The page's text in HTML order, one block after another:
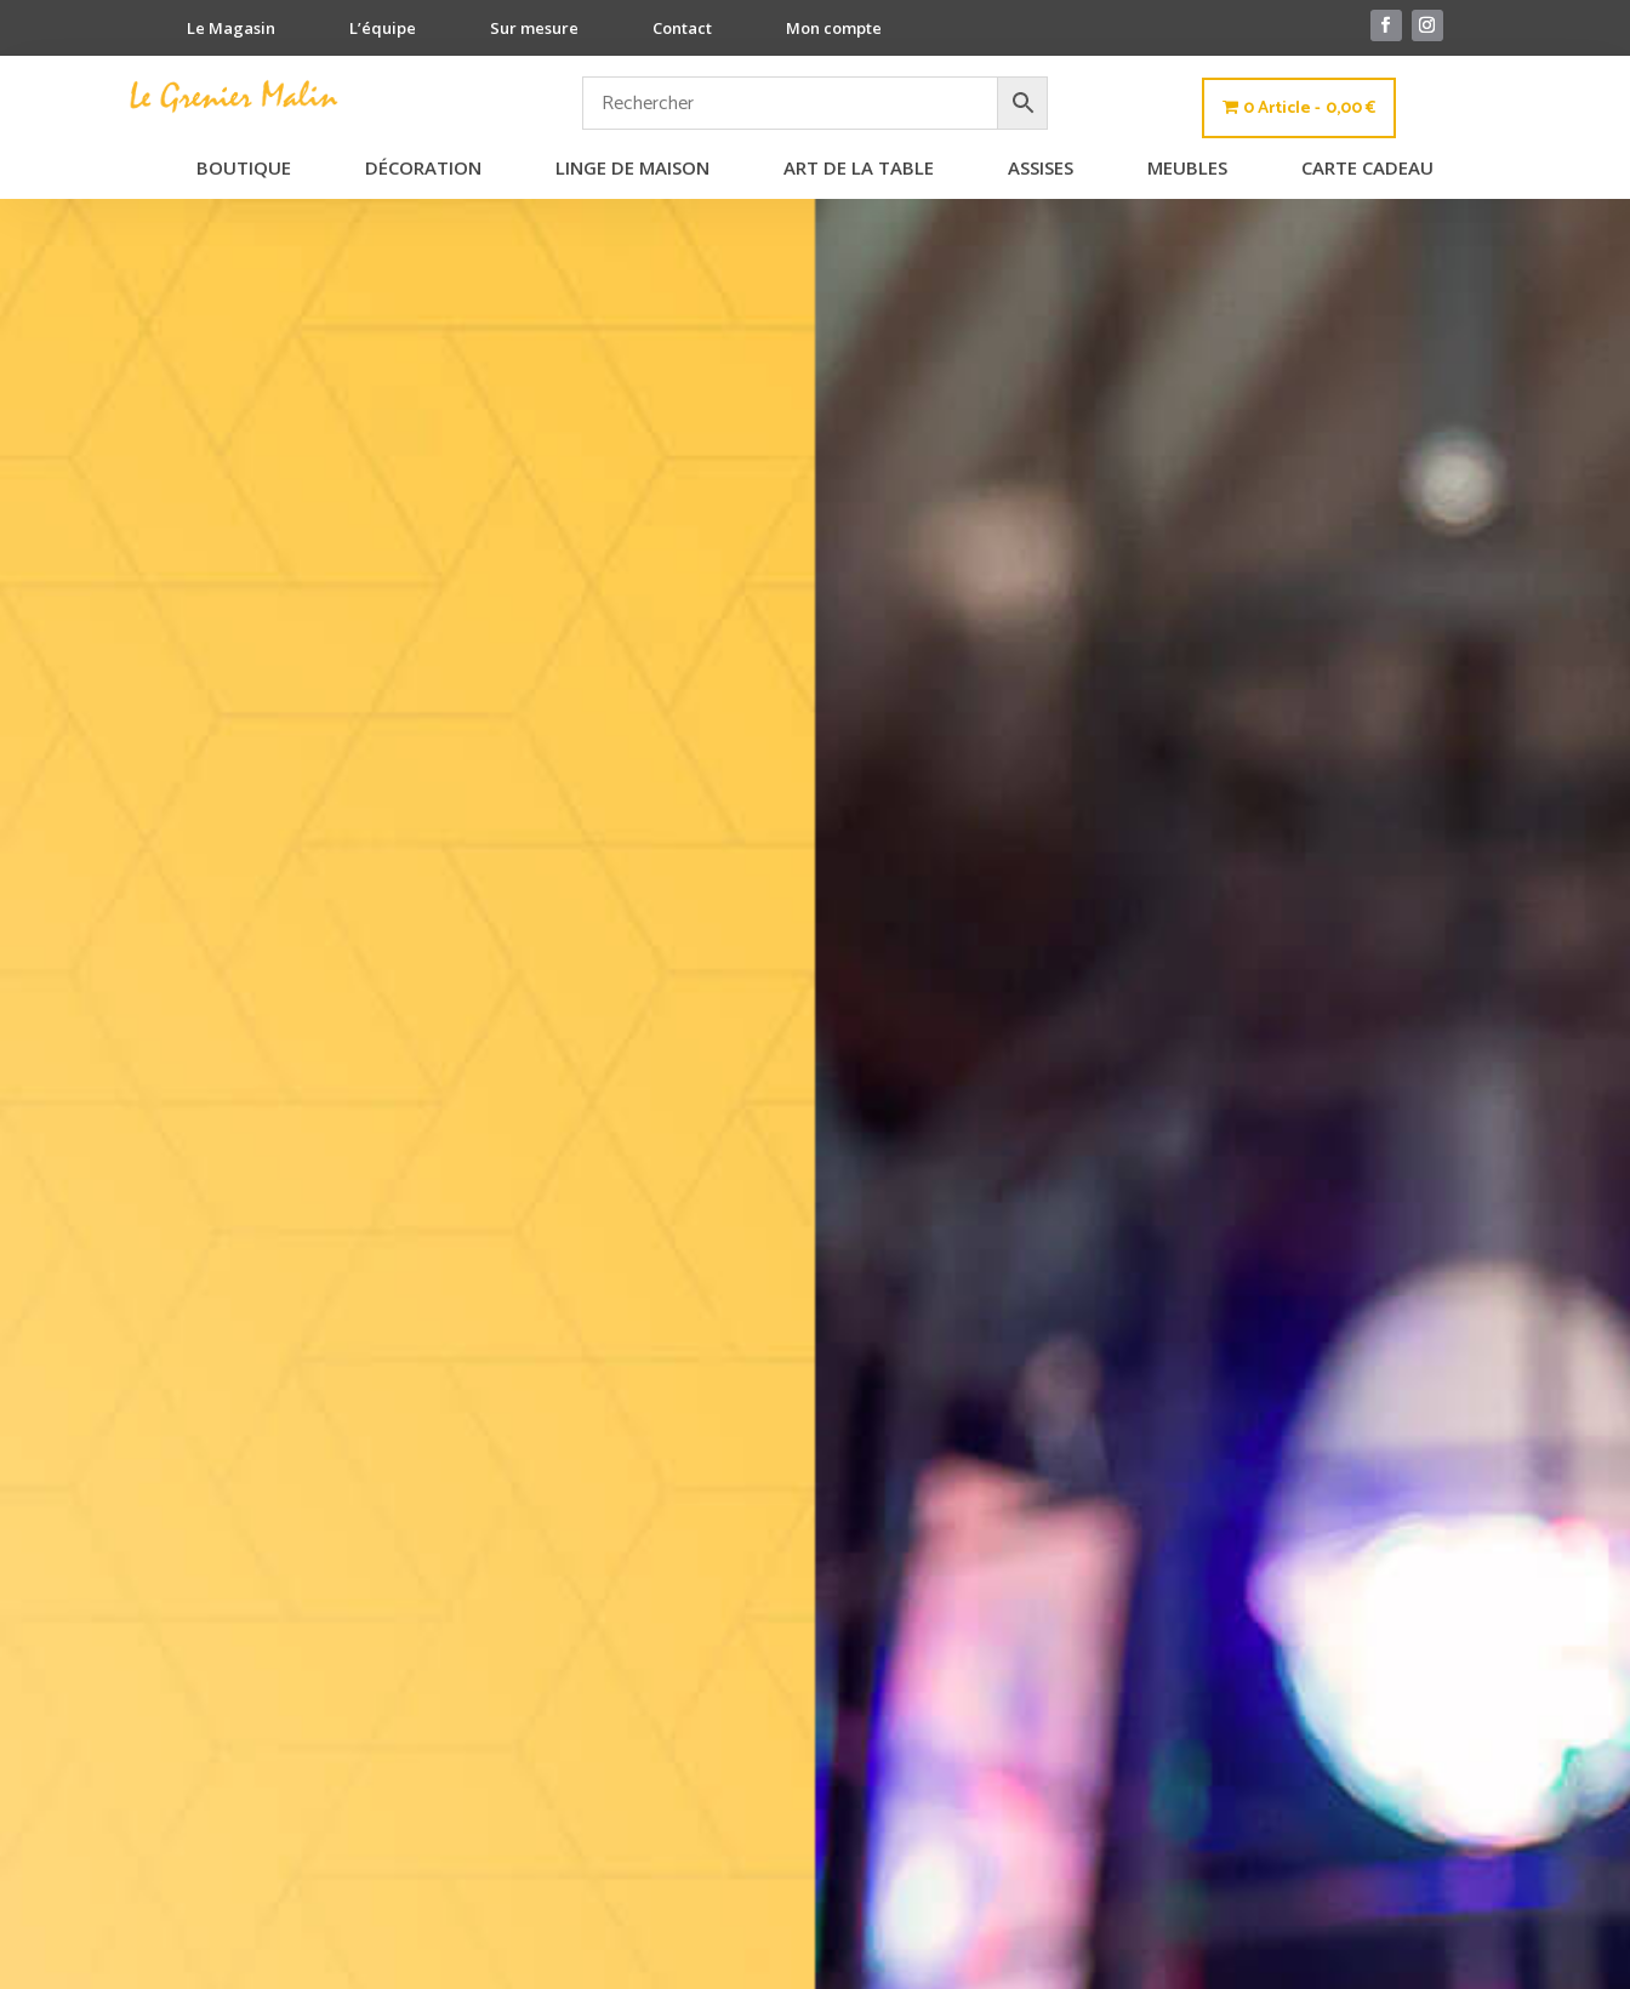
Le Magasin L’équipe Sur mesure Contact Mon compte
0 Article 0,00 €
BOUTIQUE DÉCORATION LINGE DE MAISON ART DE LA TABLE ASSISES MEUBLES CARTE CADEAU